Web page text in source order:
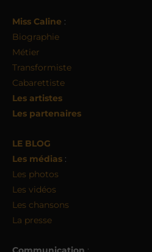
Miss Caline :
Biographie
Métier
Transformiste
Cabarettiste
Les artistes
Les partenaires
LE BLOG
Les médias :
Les photos
Les vidéos
Les chansons
La presse